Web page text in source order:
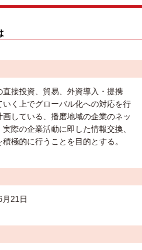
接投資、貿易、外資導入・提携
く上でグローバル化への対応を行
画している、播磨地域の企業のネッ
実際の企業活動に即した情報交換、
極的に行うことを目的とする。
21日